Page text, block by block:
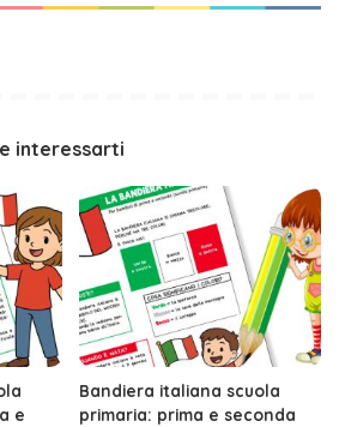
interessarti
e
Bandiera italiana scuola
primaria: prima e seconda